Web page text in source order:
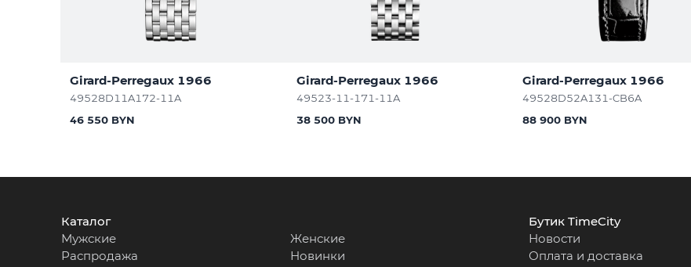
Girard-Perregaux 1966
49528D11A172-11A
46 550 BYN
Girard-Perregaux 1966
49523-11-171-11A
38 500 BYN
Girard-Perregaux 1966
49528D52A131-CB6A
88 900 BYN
Каталог
Мужские
Женские
Распродажа
Новинки
Бутик TimeCity
Новости
Оплата и доставка